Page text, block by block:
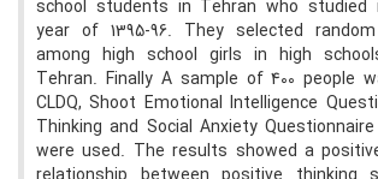
school students in Tehran who studied
year of 1395-96. They selected
among high school girls in high
Tehran. Finally A sample of 400 people
CLDQ, Shoot Emotional Intelligence
Thinking and Social Anxiety
were used. The results showed a